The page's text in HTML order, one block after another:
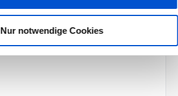
Nur notwendige Cookies